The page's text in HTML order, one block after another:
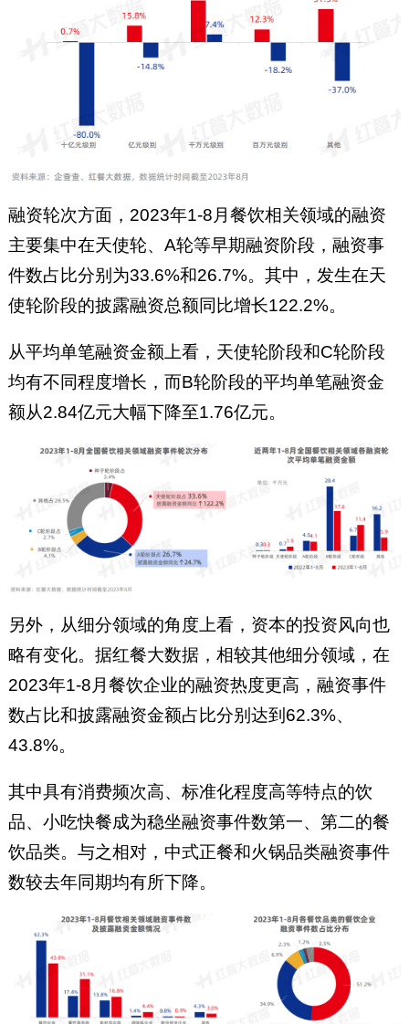
融资轮次方面，2023年1-8月餐饮相关领域的融资
主要集中在天使轮、A轮等早期融资阶段，融资事
件数占比分别为33.6%和26.7%。其中，发生在天
使轮阶段的披露融资总额同比增长122.2%。
从平均单笔融资金额上看，天使轮阶段和C轮阶段
均有不同程度增长，而B轮阶段的平均单笔融资金
额从2.84亿元大幅下降至1.76亿元。
另外，从细分领域的角度上看，资本的投资风向也
略有变化。据红餐大数据，相较其他细分领域，在
2023年1-8月餐饮企业的融资热度更高，融资事件
数占比和披露融资金额占比分别达到62.3%、
43.8%。
其中具有消费频次高、标准化程度高等特点的饮
品、小吃快餐成为稳坐融资事件数第一、第二的餐
饮品类。与之相对，中式正餐和火锅品类融资事件
数较去年同期均有所下降。